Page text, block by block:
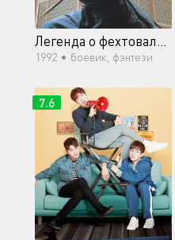
Легенда о фехтовальщике
1992 • боевик, фэнтези
7.6